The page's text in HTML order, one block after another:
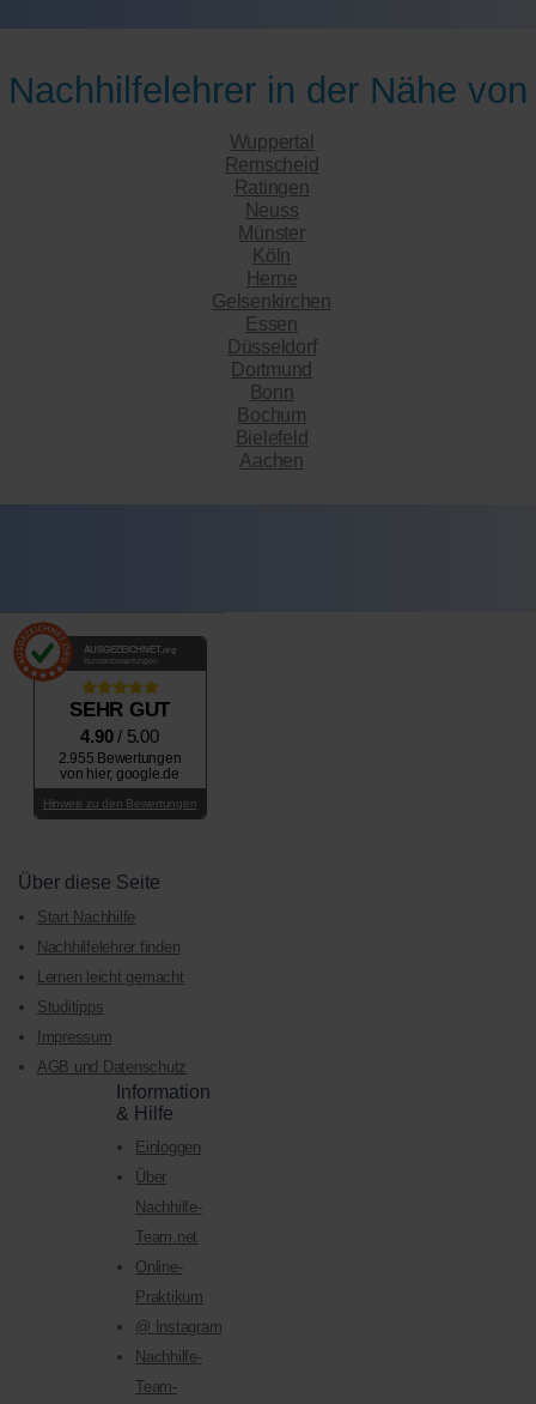
Nachhilfelehrer in der Nähe von
Wuppertal
Remscheid
Ratingen
Neuss
Münster
Köln
Herne
Gelsenkirchen
Essen
Düsseldorf
Dortmund
Bonn
Bochum
Bielefeld
Aachen
AUSGEZEICHNET .org
Kundenbewertungen
SEHR GUT
4.90/ 5.00
2.955 Bewertungen
von hier, google.de
Hinweis zu den Bewertungen
Über diese Seite
Start Nachhilfe
Nachhilfelehrer finden
Lernen leicht gemacht
Studitipps
Impressum
AGB und Datenschutz
Information
& Hilfe
Einloggen
Über
Nachhilfe-
Team.net
Online-
Praktikum
@ Instagram
Nachhilfe-
Team-